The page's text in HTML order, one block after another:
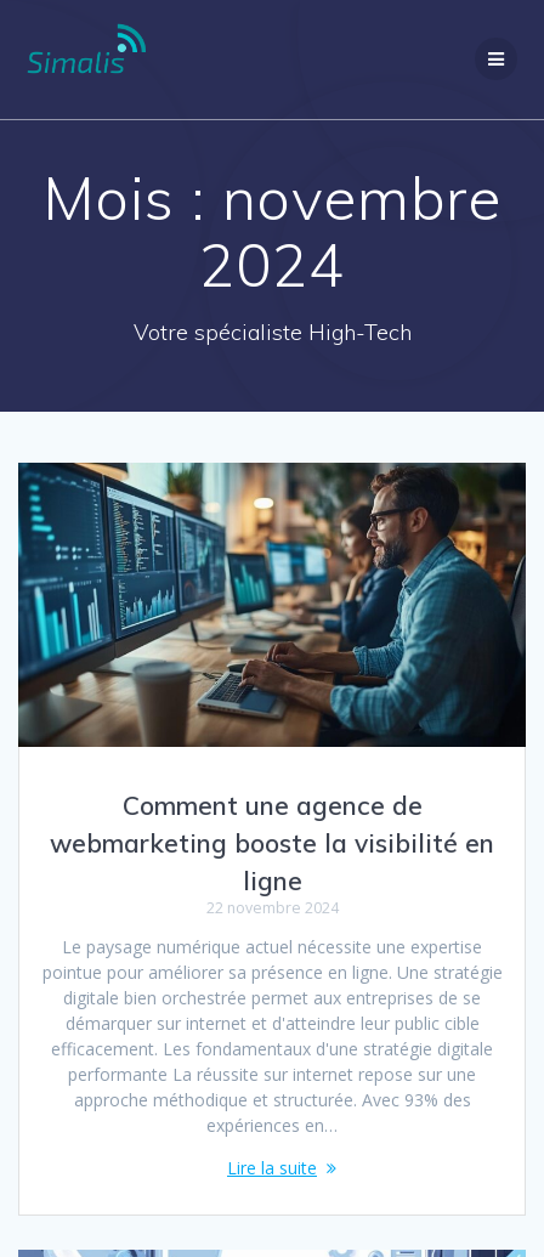
Mois : novembre
2024
Votre spécialiste High-Tech
Comment une agence de
webmarketing booste la visibilité en
ligne
22 novembre 2024
Le paysage numérique actuel nécessite une expertise
pointue pour améliorer sa présence en ligne. Une stratégie
digitale bien orchestrée permet aux entreprises de se
démarquer sur internet et d'atteindre leur public cible
efficacement. Les fondamentaux d'une stratégie digitale
performante La réussite sur internet repose sur une
approche méthodique et structurée. Avec 93% des
expériences en…
Lire la suite